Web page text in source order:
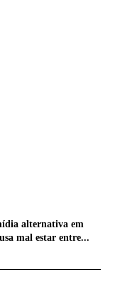
alternativa em
mal estar entre...